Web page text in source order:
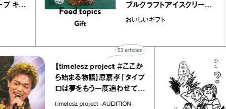
クレープ キャ
ブルクラフトアイスクリ
｜真野知子の「おいしい
おいしいギフト
【timelesz project ＃ここか
ら始まる物語】原嘉孝「タイプ
ロは夢をもう一度追わせてく
れた場所」
timelesz project -AUDITION-
articles